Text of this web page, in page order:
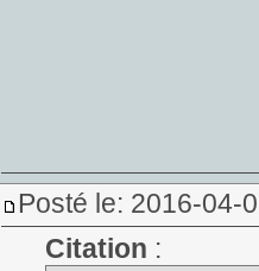
Posté le: 2016-04-
Citation :